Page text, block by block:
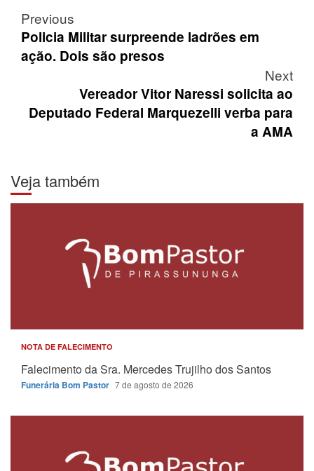
Post
navigation
Previous
Policia Militar surpreende ladrões em
ação. Dois são presos
Next
Vereador Vitor Naressi solicita ao
Deputado Federal Marquezelli verba para
a AMA
Veja também
NOTA DE FALECIMENTO
Falecimento da Sra. Mercedes Trujilho dos Santos
Funerária Bom Pastor 7 de agosto de 2026